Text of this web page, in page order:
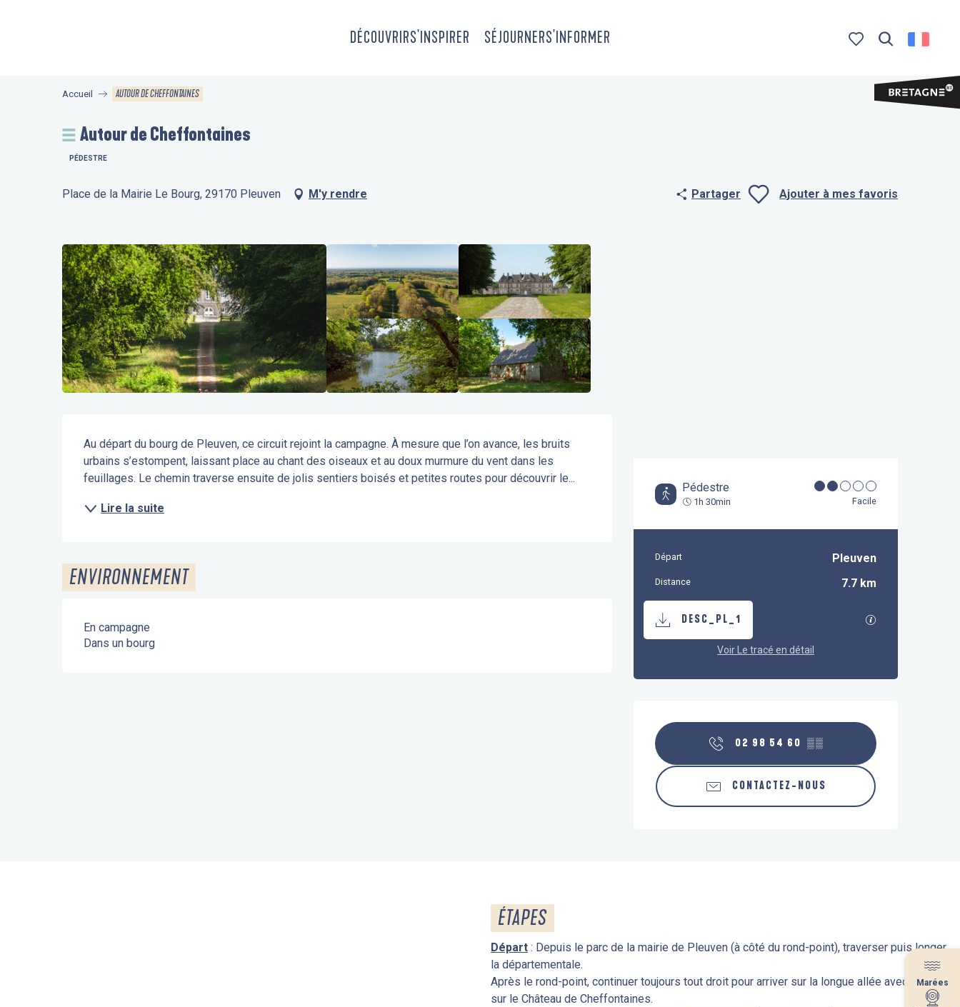
DÉCOUVRIRS'INSPIRER SÉJOURNERS'INFORMER
Marées
Marées
Accueil AUTOUR DE CHEFFONTAINES
Autour de Cheffontaines
PÉDESTRE
Place de la Mairie Le Bourg, 29170 Pleuven M'y rendre Partager Ajouter à mes favoris
Pédestre
1h 30min Facile
Informations pratiques
Départ Pleuven
Distance 7.7 km
Documentation
DESC_PL_1
Voir Le tracé en détail
Ouverture et coordonnées
02 98 54 60 ▒▒
CONTACTEZ-NOUS
Description
Au départ du bourg de Pleuven, ce circuit rejoint la campagne. À mesure que l’on avance, les bruits
urbains s’estompent, laissant place au chant des oiseaux et au doux murmure du vent dans les
feuillages. Le chemin traverse ensuite de jolis sentiers boisés et petites routes pour découvrir le...
Lire la suite
ENVIRONNEMENT
En campagne
Dans un bourg
ÉTAPES
Départ : Depuis le parc de la mairie de Pleuven (à côté du rond-point), traverser puis longer
la départementale.
Après le rond-point, continuer toujours tout droit pour arriver sur la longue allée avec la vue
sur le Château de Cheffontaines.